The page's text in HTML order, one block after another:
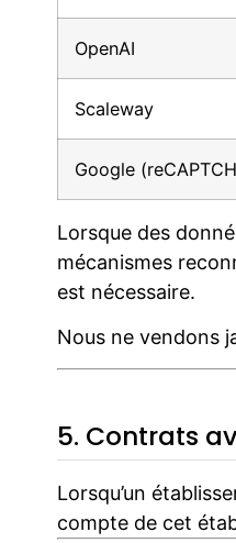
OpenAI
Scaleway
Google
Lorsque des
mécanismes
est nécessaire.
Nous ne vendons
5. Contrats
Lorsqu’un
compte de cet